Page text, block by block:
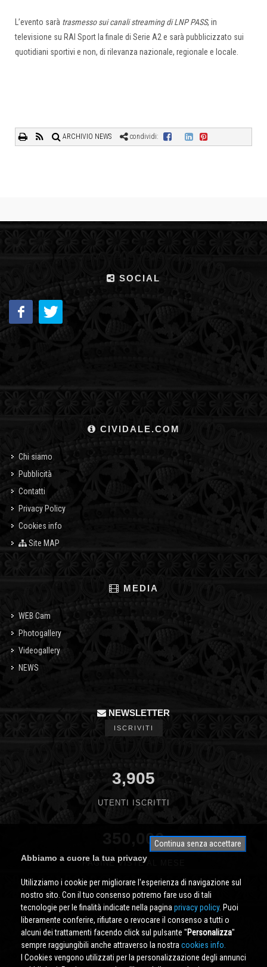
L’evento sarà trasmesso sui canali streaming di LNP PASS, in
televisione su RAI Sport la finale di Serie A2 e sarà pubblicizzato sui
quotidiani sportivi e non, di rilevanza nazionale, regionale e locale.
ARCHIVIO NEWS condividi:
SOCIAL
CIVIDALE.COM
Chi siamo
Pubblicità
Contatti
Privacy Policy
Cookies info
Site MAP
MEDIA
WEB Cam
Photogallery
Videogallery
NEWS
NEWSLETTER
ISCRIVITI
3,905
UTENTI ISCRITTI
350,000
PAGINE VISTE AL MESE
Continua senza accettare
Abbiamo a cuore la tua privacy
Utilizziamo i cookie per migliorare l'esperienza di navigazione sul
nostro sito. Con il tuo consenso potremo fare uso di tali
tecnologie per le finalità indicate nella pagina privacy policy. Puoi
liberamente conferire, rifiutare o revocare il consenso a tutti o
alcuni dei trattamenti facendo click sul pulsante ''Personalizza''
sempre raggiungibili anche attraverso la nostra cookies info.
I Cookies vengono utilizzati per la personalizzazione degli annunci